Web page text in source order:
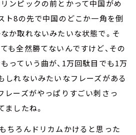
ンピックの前とかって中国がめ
ト8の先で中国のどこか一角を倒
か取れないみたいな状態で。そ
も全然勝てないんですけど、その
っていう曲が、1万回駄目でも1万
しれないみたいなフレーズがある
レーズがやっぱりすごい刺さっ
ましたね。
ちろんドリカムかけると思った